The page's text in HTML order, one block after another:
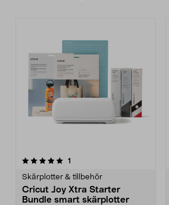
1
Skärplotter & tillbehör
Cricut Joy Xtra Starter
Bundle smart skärplotter
5.0 av 5 stjärnor